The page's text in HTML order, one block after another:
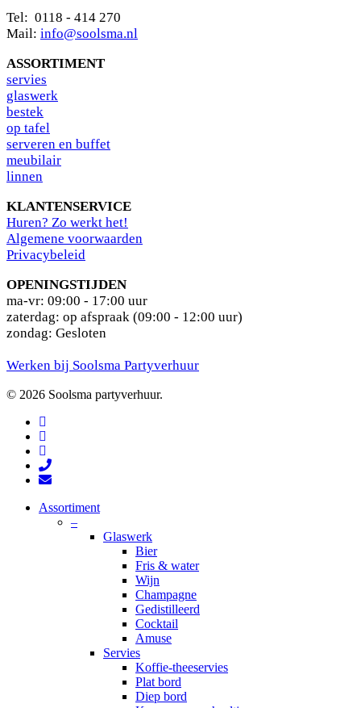
Tel: 0118 - 414 270
Mail: info@soolsma.nl
ASSORTIMENT
servies
glaswerk
bestek
op tafel
serveren en buffet
meubilair
linnen
KLANTENSERVICE
Huren? Zo werkt het!
Algemene voorwaarden
Privacybeleid
OPENINGSTIJDEN
ma-vr: 09:00 - 17:00 uur
zaterdag: op afspraak (09:00 - 12:00 uur)
zondag: Gesloten
Werken bij Soolsma Partyverhuur
© 2026 Soolsma partyverhuur.
facebook
pinterest
instagram
phone
email
Close
Assortiment
–
Glaswerk
Bier
Fris & water
Wijn
Champagne
Gedistilleerd
Cocktail
Amuse
Servies
Koffie-theeservies
Plat bord
Diep bord